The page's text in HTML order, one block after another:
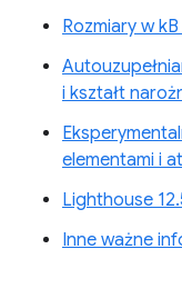
Rozmiary w
i kształt
elementami i
Lighthouse
Inne ważne